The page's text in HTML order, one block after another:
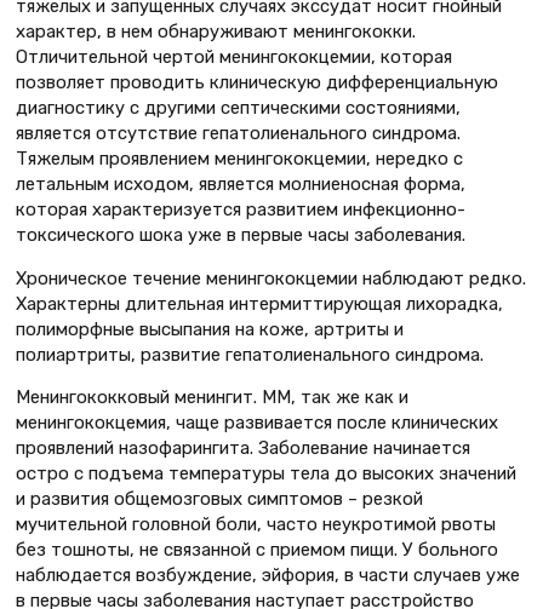
тяжелых и запущенных случаях экссудат носит гнойный
характер, в нем обнаруживают менингококки.
Отличительной чертой менингококцемии, которая
позволяет проводить клиническую дифференциальную
диагностику с другими септическими состояниями,
является отсутствие гепатолиенального синдрома.
Тяжелым проявлением менингококцемии, нередко с
летальным исходом, является молниеносная форма,
которая характеризуется развитием инфекционно-
токсического шока уже в первые часы заболевания.
Хроническое течение менингококцемии наблюдают редко.
Характерны длительная интермиттирующая лихорадка,
полиморфные высыпания на коже, артриты и
полиартриты, развитие гепатолиенального синдрома.
Менингококковый менингит. ММ, так же как и
менингококцемия, чаще развивается после клинических
проявлений назофарингита. Заболевание начинается
остро с подъема температуры тела до высоких значений
и развития общемозговых симптомов – резкой
мучительной головной боли, часто неукротимой рвоты
без тошноты, не связанной с приемом пищи. У больного
наблюдается возбуждение, эйфория, в части случаев уже
в первые часы заболевания наступает расстройство